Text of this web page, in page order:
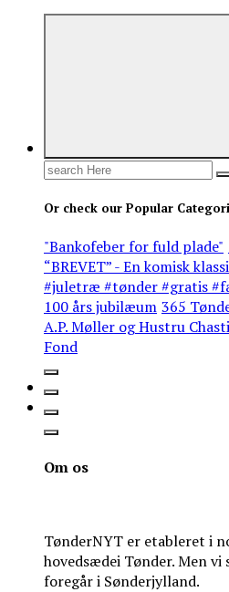
Search
Or check our Popular
"Bankofeber for fuld plade"
“BREVET” - En komisk
#juletræ #tønder #gratis
100 års jubilæum 365
A.P. Møller og Hustru
Fond
Om os
TønderNYT er etableret i
hovedsædei Tønder. Men vi
foregår i Sønderjylland.